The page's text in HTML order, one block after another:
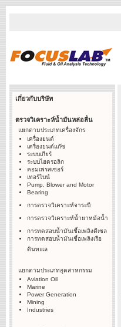
เกี่ยวกับบริษัท
ตรวจวิเคราะห์น้ำมันหล่อลื่น
แยกตามประเภทเครื่องจักร
เครื่องยนต์
เครื่องยนต์แก๊ซ
ระบบเกียร์
ระบบไฮดรอลิก
คอมเพรสเซอร์
เทอร์ไบน์
Pump, Blower and Motor
Bearing
การตรวจวิเคราะห์จาระบี
การตรวจวิเคราะห์น้ำยาหม้อน้ำ
การทดสอบน้ำมันเชื้อเพลิงดีเซล
การทดสอบน้ำมันเชื้อเพลิงเรือ
ดินทะเล
แยกตามประเภทอุตสาหกรรม
Aviation Oil
Marine
Power Generation
Mining
Industries